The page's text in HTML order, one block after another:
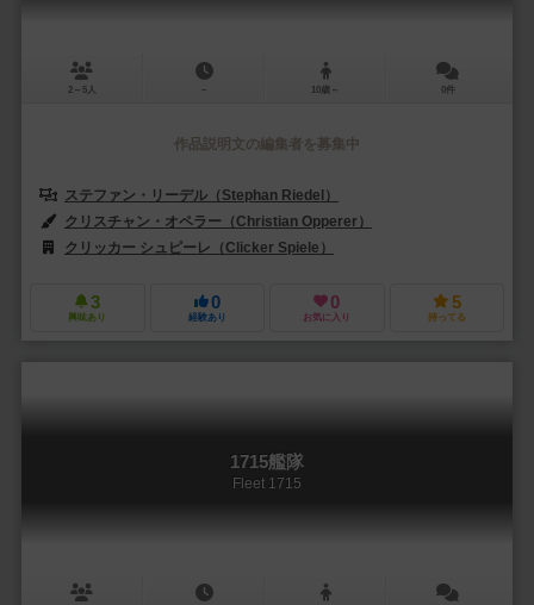
2～5人 － 10歳～ 0件
作品説明文の編集者を募集中
ステファン・リーデル（Stephan Riedel）
クリスチャン・オペラー（Christian Opperer）
クリッカー シュピーレ（Clicker Spiele）
3
興味あり
0
経験あり
0
お気に入り
5
持ってる
1715艦隊
Fleet 1715